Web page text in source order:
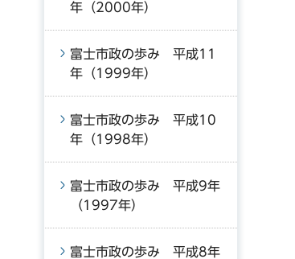
年（2000年）
富士市政の歩み 平成11
年（1999年）
富士市政の歩み 平成10
年（1998年）
富士市政の歩み 平成9年
（1997年）
富士市政の歩み 平成8年